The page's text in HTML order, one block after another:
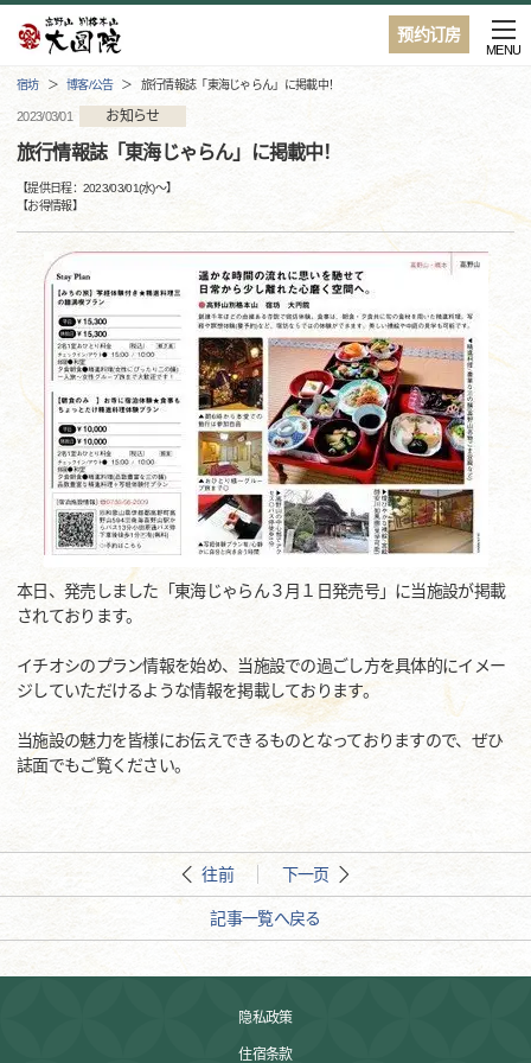
预约订房
MENU
宿坊 博客/公告 旅行情報誌「東海じゃらん」に掲載中！
2023/03/01 お知らせ
旅行情報誌「東海じゃらん」に掲載中！
【提供日程：2023/03/01(水)〜】
【お得情報】
本日、発売しました「東海じゃらん３月１日発売号」に当施設が掲載
されております。
イチオシのプラン情報を始め、当施設での過ごし方を具体的にイメー
ジしていただけるような情報を掲載しております。
当施設の魅力を皆様にお伝えできるものとなっておりますので、ぜひ
誌面でもご覧ください。
往前 下一页
記事一覧へ戻る
隐私政策
住宿条款